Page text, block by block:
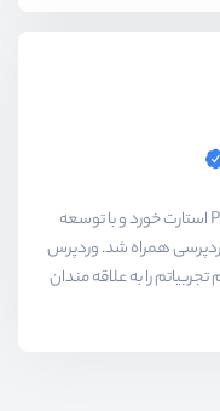
داستان من و کدنویسی 9 سال پیش با PHP استارت خورد و با توسعه
همراه شد. وردپرس
تجربیاتم را به علاقه مندان